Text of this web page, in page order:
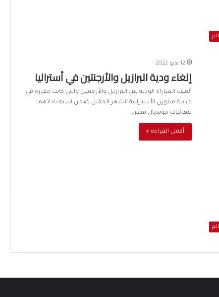
12 مايو 2022
إلغاء ودية البرازيل والأرجنتين في أستراليا
ألغيت المباراة الودية بين البرازيل والأرجنتين والتي كانت مقررة في
مدينة مبلورن الأسترالية الشهر المقبل ضمن استعداداتهما
لنهائيات مونديال قطر…
أكمل القراءة »